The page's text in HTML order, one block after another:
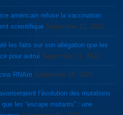
américain refuse la vaccination
scientifique September 12, 2021
les faits sur son allégation que les
pour autrui September 11, 2021
RNAm September 10, 2021
les “escape mutants” : une